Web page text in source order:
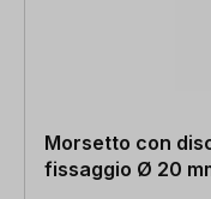
Morsetto con
fissaggio Ø 20